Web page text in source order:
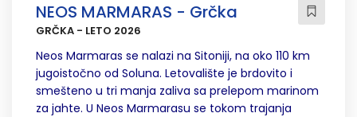
NEOS MARMARAS - Grčka
GRČKA - LETO 2026
Neos Marmaras se nalazi na Sitoniji, na oko 110 km
jugoistočno od Soluna. Letovalište je brdovito i
smešteno u tri manja zaliva sa prelepom marinom
za jahte. U Neos Marmarasu se tokom trajanja